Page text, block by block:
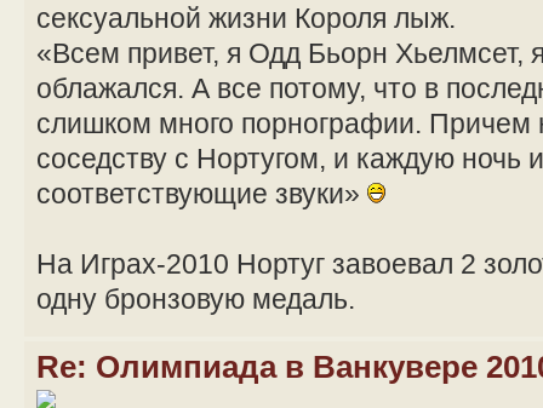
сексуальной жизни Короля лыж.
«Всем привет, я Одд Бьорн Хьелмсет,
облажался. А все потому, что в
слишком много порнографии. Причем
соседству с Нортугом, и каждую ночь
соответствующие звуки»
На Играх-2010 Нортуг завоевал 2
одну бронзовую медаль.
Re: Олимпиада в Ванкувере